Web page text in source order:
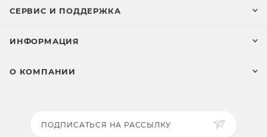
СЕРВИС И ПОДДЕРЖКА
ИНФОРМАЦИЯ
О КОМПАНИИ
ПОДПИСАТЬСЯ НА РАССЫЛКУ